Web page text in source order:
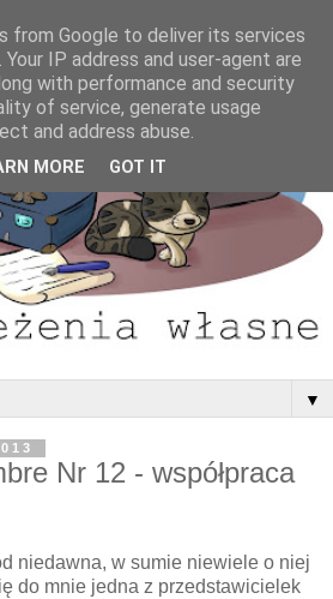
▼
Nr 12 - współpraca
niedawna, w sumie niewiele o niej
do mnie jedna z przedstawicielek
from Google to deliver its services
IP address and user-agent are
with performance and security
of service, generate usage
and address abuse.
MORE GOT IT